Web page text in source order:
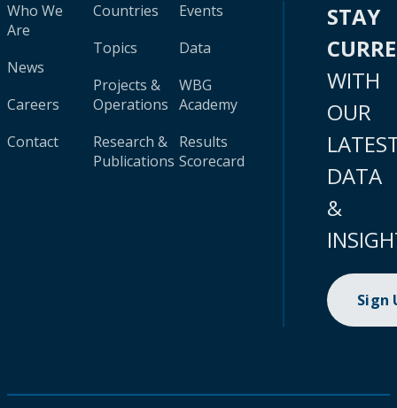
Who We
Are
News
Careers
Contact
Countries
Topics
Projects &
Operations
Research &
Publications
Events
Data
WBG
Academy
Results
Scorecard
STAY
WITH
OUR
DATA
&
Sign